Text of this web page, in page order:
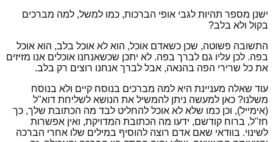
ישנן מספר תהיות לגבי אופי הברכות, כמו למשל, למה מברכים
בקול ולא בלב?
התשובה פשוטה, שכן כשאדם אוכל, הוא לא אוכל בלב, הוא אוכל
בפה. לכן עליו גם לברך בפה. לא יתכן שכשאנחנו אוכלים אנו מזיזים
את כל שרירי הפה בהנאה, אבל לברך אנחנו רוצים רק בלב.
עוד שאלה מעניינת היא למה מברכים בנוסח קיים ולא בנוסח
משלנו? כאן למעשה ניתן להמשיל את הנושא לשליחת דוא"ל
(אימייל), וכן כמו שלא לא אוכל להחליט לבד מה הכתובת שלך, כך
חז"ל, ברוח קודשם, ידעו מה הכתובת המדויקת, ואין אפשרות
לשינוי. בוודאי שאם אדם רוצה להוסיף במילים שלו אחרי הברכה